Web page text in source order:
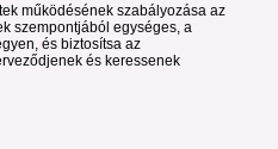
működésének szabályozása az
szempontjából egységes, a
és biztosítsa az
és keressenek